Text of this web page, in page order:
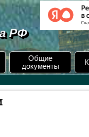
Общие
документы
РФ